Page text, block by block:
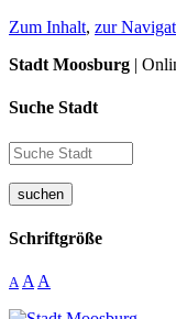
Zum Inhalt, zur
Stadt Moosburg |
Suche Stadt
suchen
Schriftgröße
A A A